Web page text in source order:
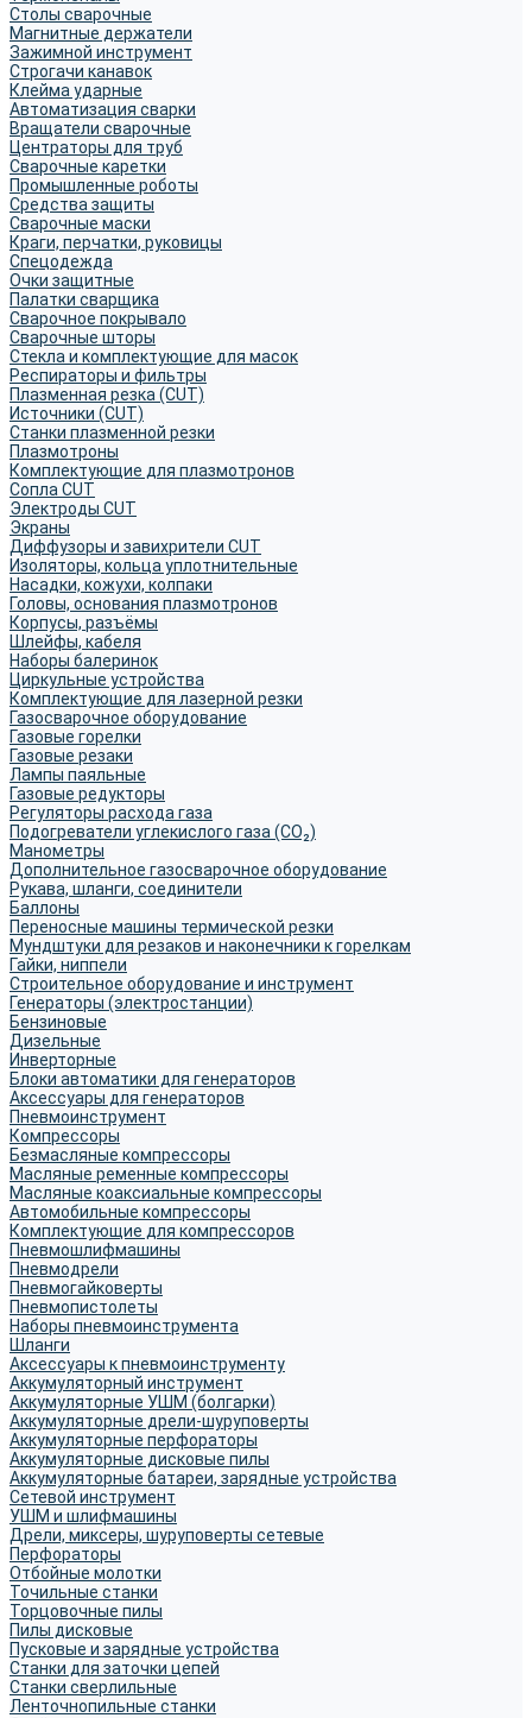
Столы сварочные
Магнитные держатели
Зажимной инструмент
Строгачи канавок
Клейма ударные
Автоматизация сварки
Вращатели сварочные
Центраторы для труб
Сварочные каретки
Промышленные роботы
Средства защиты
Сварочные маски
Краги, перчатки, руковицы
Спецодежда
Очки защитные
Палатки сварщика
Сварочное покрывало
Сварочные шторы
Стекла и комплектующие для масок
Респираторы и фильтры
Плазменная резка (CUT)
Источники (CUT)
Станки плазменной резки
Плазмотроны
Комплектующие для плазмотронов
Сопла CUT
Электроды CUT
Экраны
Диффузоры и завихрители CUT
Изоляторы, кольца уплотнительные
Насадки, кожухи, колпаки
Головы, основания плазмотронов
Корпусы, разъёмы
Шлейфы, кабеля
Наборы балеринок
Циркульные устройства
Комплектующие для лазерной резки
Газосварочное оборудование
Газовые горелки
Газовые резаки
Лампы паяльные
Газовые редукторы
Регуляторы расхода газа
Подогреватели углекислого газа (CO₂)
Манометры
Дополнительное газосварочное оборудование
Рукава, шланги, соединители
Баллоны
Переносные машины термической резки
Мундштуки для резаков и наконечники к горелкам
Гайки, ниппели
Строительное оборудование и инструмент
Генераторы (электростанции)
Бензиновые
Дизельные
Инверторные
Блоки автоматики для генераторов
Аксессуары для генераторов
Пневмоинструмент
Компрессоры
Безмасляные компрессоры
Масляные ременные компрессоры
Масляные коаксиальные компрессоры
Автомобильные компрессоры
Комплектующие для компрессоров
Пневмошлифмашины
Пневмодрели
Пневмогайковерты
Пневмопистолеты
Наборы пневмоинструмента
Шланги
Аксессуары к пневмоинструменту
Аккумуляторный инструмент
Аккумуляторные УШМ (болгарки)
Аккумуляторные дрели-шуруповерты
Аккумуляторные перфораторы
Аккумуляторные дисковые пилы
Аккумуляторные батареи, зарядные устройства
Сетевой инструмент
УШМ и шлифмашины
Дрели, миксеры, шуруповерты сетевые
Перфораторы
Отбойные молотки
Точильные станки
Торцовочные пилы
Пилы дисковые
Пусковые и зарядные устройства
Станки для заточки цепей
Станки сверлильные
Ленточнопильные станки